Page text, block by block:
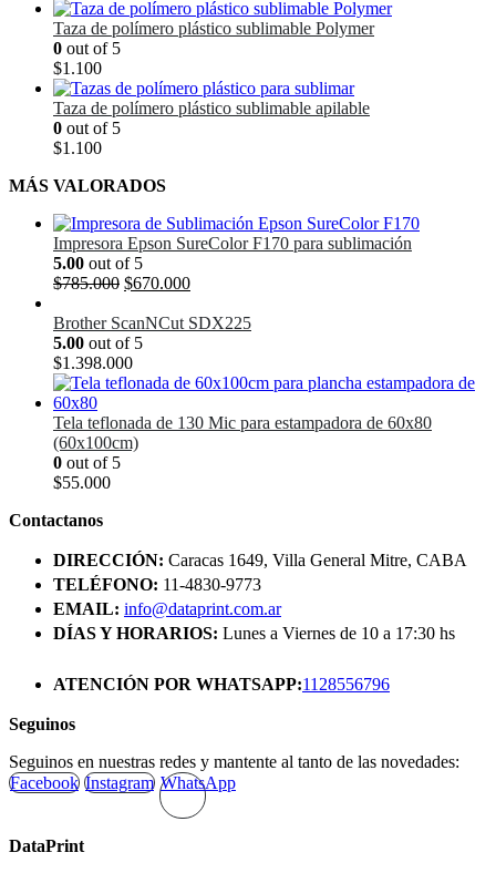
Taza de polímero plástico sublimable Polymer
0 out of 5
$1.100
Taza de polímero plástico sublimable apilable
0 out of 5
$1.100
MÁS VALORADOS
Impresora Epson SureColor F170 para sublimación
5.00 out of 5
$785.000 El
original
era:
$785.000.
$670.000El
actual
Brother ScanNCut SDX225
5.00 out of 5
$1.398.000
Tela teflonada de 130 Mic para estampadora de 60x80
(60x100cm)
0 out of 5
$55.000
Contactanos
DIRECCIÓN: Caracas 1649, Villa General Mitre, CABA
TELÉFONO: 11-4830-9773
EMAIL: info@dataprint.com.ar
DÍAS Y HORARIOS: Lunes a Viernes de 10 a 17:30 hs
ATENCIÓN POR WHATSAPP:1128556796
Seguinos
Seguinos en nuestras redes y mantente al tanto de las novedades:
Facebook Instagram WhatsApp
DataPrint